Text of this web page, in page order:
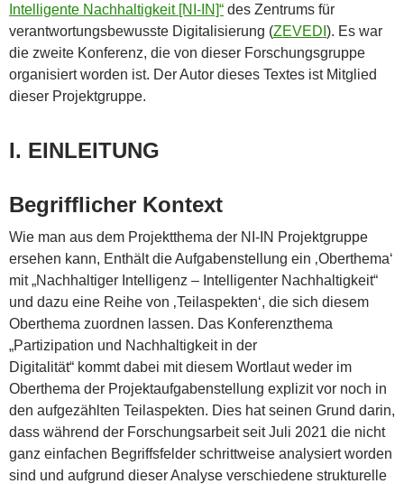
Intelligente Nachhaltigkeit [NI-IN]“ des Zentrums für
verantwortungsbewusste Digitalisierung (ZEVEDI ). Es war
die zweite Konferenz, die von dieser Forschungsgruppe
organisiert worden ist. Der Autor dieses Textes ist Mitglied
dieser Projektgruppe.
I. EINLEITUNG
Begrifflicher Kontext
Wie man aus dem Projektthema der NI-IN Projektgruppe
ersehen kann, Enthält die Aufgabenstellung ein ‚Oberthema‘
mit „Nachhaltiger Intelligenz – Intelligenter Nachhaltigkeit“
und dazu eine Reihe von ‚Teilaspekten‘, die sich diesem
Oberthema zuordnen lassen. Das Konferenzthema
„Partizipation und Nachhaltigkeit in der
Digitalität“ kommt dabei mit diesem Wortlaut weder im
Oberthema der Projektaufgabenstellung explizit vor noch in
den aufgezählten Teilaspekten. Dies hat seinen Grund darin,
dass während der Forschungsarbeit seit Juli 2021 die nicht
ganz einfachen Begriffsfelder schrittweise analysiert worden
sind und aufgrund dieser Analyse verschiedene strukturelle